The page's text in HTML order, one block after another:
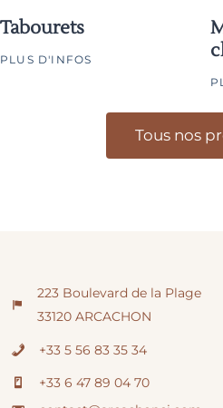
Tabourets
PLUS D'INFOS
Tous nos
223 Boulevard de la Plage
33120 ARCACHON
+33 5 56 83 35 34
+33 6 47 89 04 70